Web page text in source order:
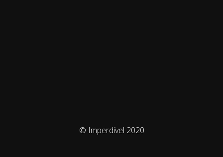
© Imperdível 2020